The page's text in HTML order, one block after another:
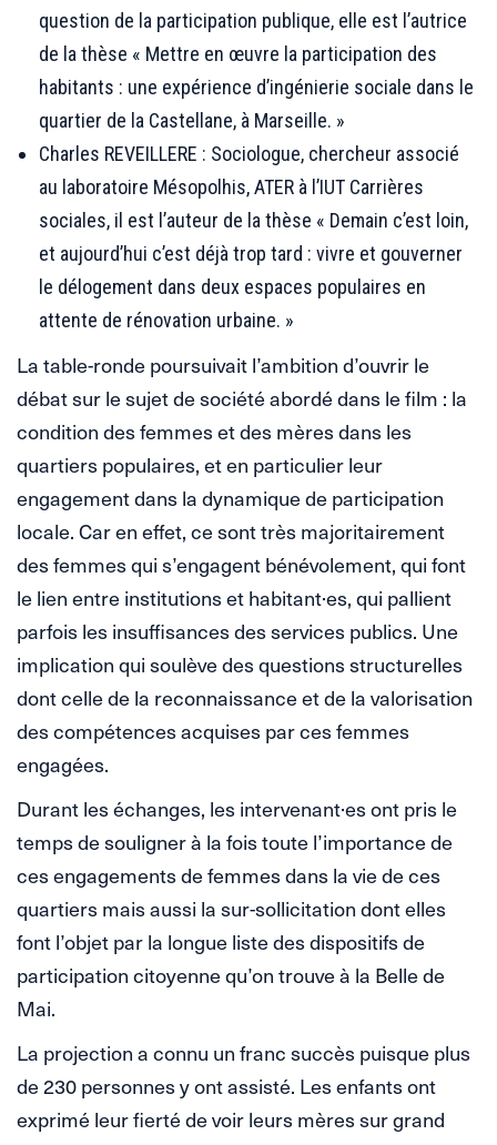
question de la participation publique, elle est l’autrice
de la thèse « Mettre en œuvre la participation des
habitants : une expérience d’ingénierie sociale dans le
quartier de la Castellane, à Marseille. »
Charles REVEILLERE : Sociologue, chercheur associé
au laboratoire Mésopolhis, ATER à l’IUT Carrières
sociales, il est l’auteur de la thèse « Demain c’est loin,
et aujourd’hui c’est déjà trop tard : vivre et gouverner
le délogement dans deux espaces populaires en
attente de rénovation urbaine. »
La table-ronde poursuivait l’ambition d’ouvrir le
débat sur le sujet de société abordé dans le film : la
condition des femmes et des mères dans les
quartiers populaires, et en particulier leur
engagement dans la dynamique de participation
locale. Car en effet, ce sont très majoritairement
des femmes qui s’engagent bénévolement, qui font
le lien entre institutions et habitant·es, qui pallient
parfois les insuffisances des services publics. Une
implication qui soulève des questions structurelles
dont celle de la reconnaissance et de la valorisation
des compétences acquises par ces femmes
engagées.
Durant les échanges, les intervenant·es ont pris le
temps de souligner à la fois toute l’importance de
ces engagements de femmes dans la vie de ces
quartiers mais aussi la sur-sollicitation dont elles
font l’objet par la longue liste des dispositifs de
participation citoyenne qu’on trouve à la Belle de
Mai.
La projection a connu un franc succès puisque plus
de 230 personnes y ont assisté. Les enfants ont
exprimé leur fierté de voir leurs mères sur grand